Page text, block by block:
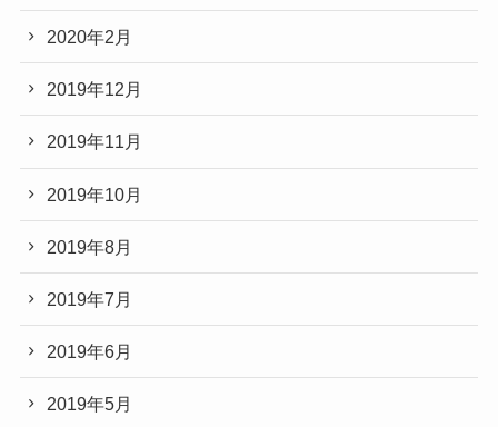
2020年2月
2019年12月
2019年11月
2019年10月
2019年8月
2019年7月
2019年6月
2019年5月